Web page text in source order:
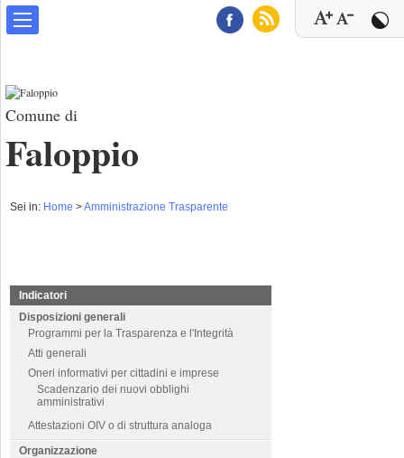
Comune di
Faloppio
Sei in: Home >Amministrazione Trasparente
Indicatori
Disposizioni generali
Programmi per la Trasparenza e l'Integrità
Atti generali
Oneri informativi per cittadini e imprese
Scadenzario dei nuovi obblighi
amministrativi
Attestazioni OIV o di struttura analoga
Organizzazione